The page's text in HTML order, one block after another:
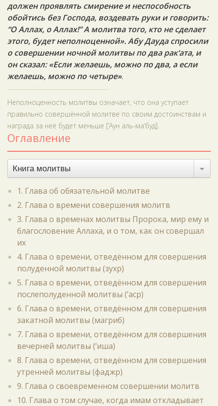
должен проявлять смирение и неспособность
обойтись без Господа, воздевать руки и говорить:
“О Аллах, о Аллах!” А молитва того, кто не сделает
этого, будет неполноценной». Абу Дауда спросили
о совершении ночной молитвы по два рак‘ата, и
он сказал: «Если желаешь, можно по два, а если
желаешь, можно по четыре».
Неполноценность молитвы означает, что она уступает
правильно совершённой молитве по своим достоинствам и
награда за неё будет меньше [‘Аун аль-ма‘буд].
Оглавление
Книга молитвы
1. Глава об обязательной молитве
2. Глава о времени совершения молитв
3. Глава о временах молитвы Пророка, мир ему и
благословение Аллаха, и о том, как он совершал
их
4. Глава о времени, отведённом для совершения
полуденной молитвы (зухр)
5. Глава о времени, отведённом для совершения
послеполуденной молитвы (‘аср)
6. Глава о времени, отведённом для совершения
закатной молитвы (магриб)
7. Глава о времени, отведённом для совершения
вечерней молитвы (‘иша)
8. Глава о времени, отведённом для совершения
утренней молитвы (фаджр)
9. Глава о своевременном совершении молитв
10. Глава о том случае, когда имам откладывает